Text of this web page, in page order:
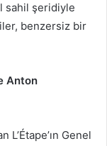
sah­il şeridiyle
benzersiz bir
Anton
Genel